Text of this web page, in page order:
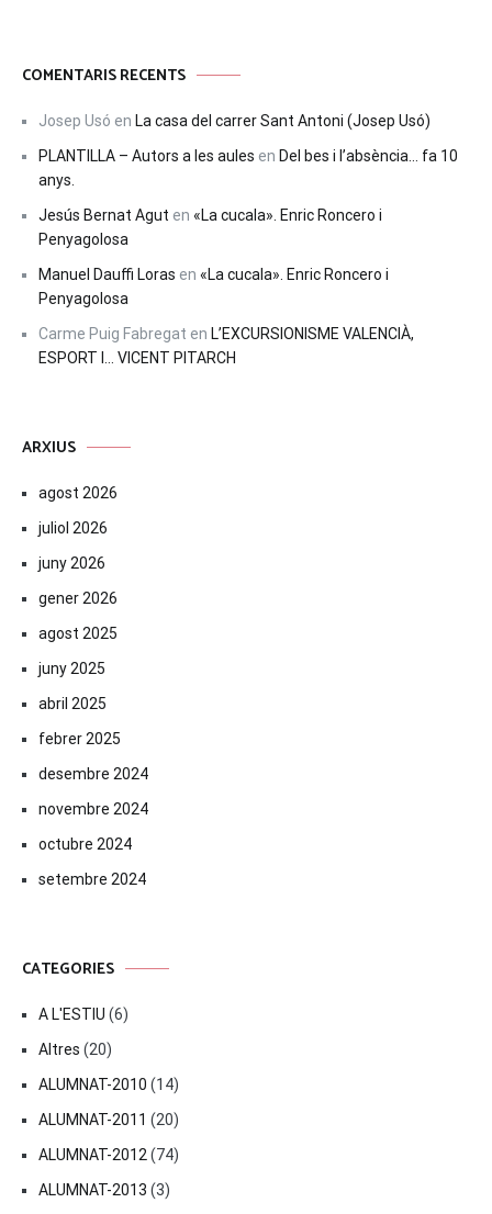
COMENTARIS RECENTS
Josep Usó en La casa del carrer Sant Antoni (Josep Usó)
PLANTILLA – Autors a les aules en Del bes i l’absència… fa 10
anys.
Jesús Bernat Agut en «La cucala». Enric Roncero i
Penyagolosa
Manuel Dauffi Loras en «La cucala». Enric Roncero i
Penyagolosa
Carme Puig Fabregat en L’EXCURSIONISME VALENCIÀ,
ESPORT I… VICENT PITARCH
ARXIUS
agost 2026
juliol 2026
juny 2026
gener 2026
agost 2025
juny 2025
abril 2025
febrer 2025
desembre 2024
novembre 2024
octubre 2024
setembre 2024
CATEGORIES
A L'ESTIU (6)
Altres (20)
ALUMNAT-2010 (14)
ALUMNAT-2011 (20)
ALUMNAT-2012 (74)
ALUMNAT-2013 (3)